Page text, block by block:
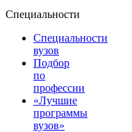
Специальности
Специальности
вузов
Подбор
по
профессии
«Лучшие
программы
вузов»